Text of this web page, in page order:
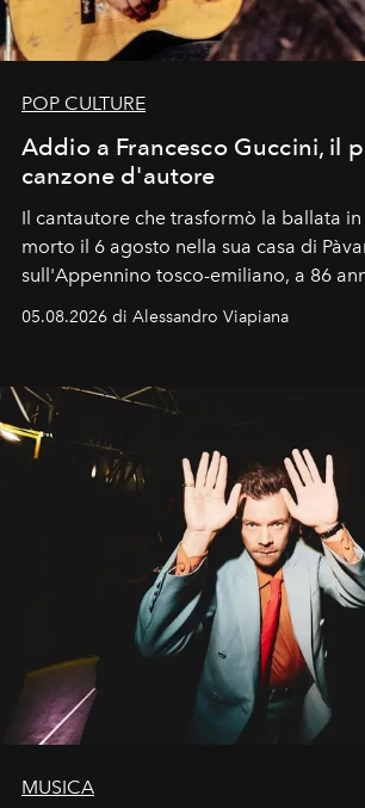
POP CULTURE
Addio a Francesco Guccini, il
canzone d'autore
Il cantautore che trasformò la ballata
morto il 6 agosto nella sua casa di
sull'Appennino tosco-emiliano, a 86
05.08.2026 di Alessandro Viapiana
MUSICA